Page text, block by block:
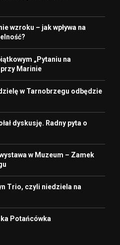
wzroku – jak wpływa na
„Pytaniu na
przy Marinie
w Tarnobrzegu odbędzie
dyskusję. Radny pyta o
w Muzeum – Zamek
Trio, czyli niedziela na
Potańcówka